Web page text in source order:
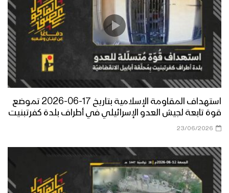
استهداف المقاومة الإسلامية بتاريخ 17-06-2026 تموضع
قوة تابعة لجيش العدو الإسرائيلي في أطراف بلدة كفرتبنيت
23/06/2026